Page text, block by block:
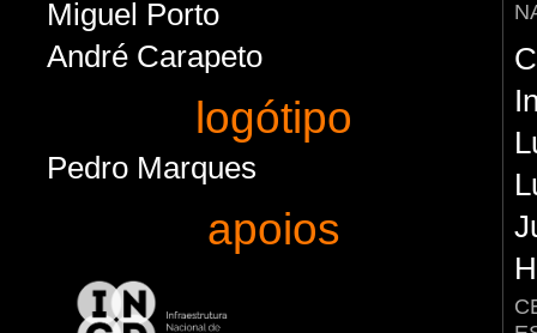
Miguel Porto
André Carapeto
logótipo
Pedro Marques
apoios